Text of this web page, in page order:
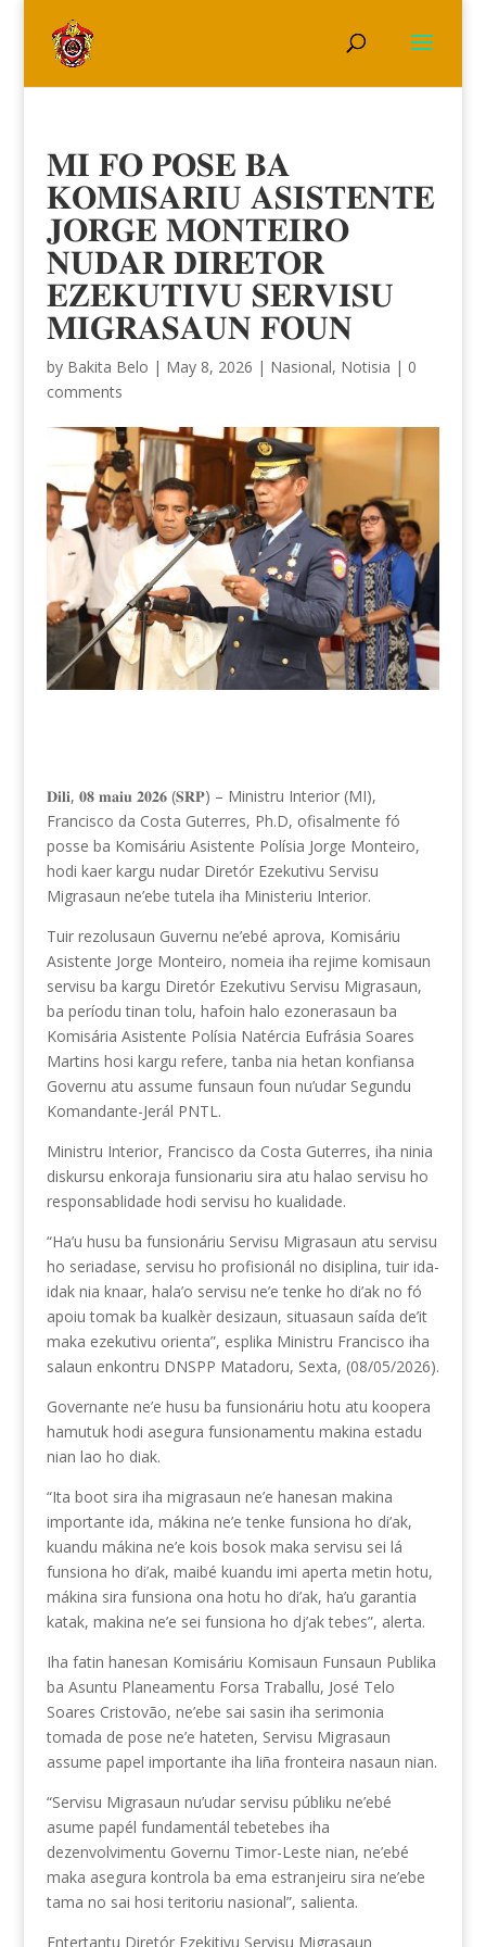
𝐌𝐈 𝐅𝐎 𝐏𝐎𝐒𝐄 𝐁𝐀
𝐊𝐎𝐌𝐈𝐒𝐀𝐑𝐈𝐔 𝐀𝐒𝐈𝐒𝐓𝐄𝐍𝐓𝐄
𝐉𝐎𝐑𝐆𝐄 𝐌𝐎𝐍𝐓𝐄𝐈𝐑𝐎
𝐍𝐔𝐃𝐀𝐑 𝐃𝐈𝐑𝐄𝐓𝐎𝐑
𝐄𝐙𝐄𝐊𝐔𝐓𝐈𝐕𝐔 𝐒𝐄𝐑𝐕𝐈𝐒𝐔
𝐌𝐈𝐆𝐑𝐀𝐒𝐀𝐔𝐍 𝐅𝐎𝐔𝐍
by Bakita Belo | May 8, 2026 | Nasional, Notisia | 0
comments
𝐃𝐢𝐥𝐢, 𝟎𝟖 𝐦𝐚𝐢𝐮 𝟐𝟎𝟐𝟔 (𝐒𝐑𝐏) – Ministru Interior (MI),
Francisco da Costa Guterres, Ph.D, ofisalmente fó
posse ba Komisáriu Asistente Polísia Jorge Monteiro,
hodi kaer kargu nudar Diretór Ezekutivu Servisu
Migrasaun ne’ebe tutela iha Ministeriu Interior.
Tuir rezolusaun Guvernu ne’ebé aprova, Komisáriu
Asistente Jorge Monteiro, nomeia iha rejime komisaun
servisu ba kargu Diretór Ezekutivu Servisu Migrasaun,
ba períodu tinan tolu, hafoin halo ezonerasaun ba
Komisária Asistente Polísia Natércia Eufrásia Soares
Martins hosi kargu refere, tanba nia hetan konfiansa
Governu atu assume funsaun foun nu’udar Segundu
Komandante-Jerál PNTL.
Ministru Interior, Francisco da Costa Guterres, iha ninia
diskursu enkoraja funsionariu sira atu halao servisu ho
responsablidade hodi servisu ho kualidade.
“Ha’u husu ba funsionáriu Servisu Migrasaun atu servisu
ho seriadase, servisu ho profisionál no disiplina, tuir ida-
idak nia knaar, hala’o servisu ne’e tenke ho di’ak no fó
apoiu tomak ba kualkèr desizaun, situasaun saída de’it
maka ezekutivu orienta”, esplika Ministru Francisco iha
salaun enkontru DNSPP Matadoru, Sexta, (08/05/2026).
Governante ne’e husu ba funsionáriu hotu atu koopera
hamutuk hodi asegura funsionamentu makina estadu
nian lao ho diak.
“Ita boot sira iha migrasaun ne’e hanesan makina
importante ida, mákina ne’e tenke funsiona ho di’ak,
kuandu mákina ne’e kois bosok maka servisu sei lá
funsiona ho di’ak, maibé kuandu imi aperta metin hotu,
mákina sira funsiona ona hotu ho di’ak, ha’u garantia
katak, makina ne’e sei funsiona ho dj’ak tebes”, alerta.
Iha fatin hanesan Komisáriu Komisaun Funsaun Publika
ba Asuntu Planeamentu Forsa Traballu, José Telo
Soares Cristovão, ne’ebe sai sasin iha serimonia
tomada de pose ne’e hateten, Servisu Migrasaun
assume papel importante iha liña fronteira nasaun nian.
“Servisu Migrasaun nu’udar servisu públiku ne’ebé
asume papél fundamentál tebetebes iha
dezenvolvimentu Governu Timor-Leste nian, ne’ebé
maka asegura kontrola ba ema estranjeiru sira ne’ebe
tama no sai hosi teritoriu nasional”, salienta.
Entertantu Diretór Ezekitivu Servisu Migrasaun